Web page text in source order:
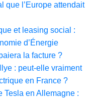
que l’Europe attendait
et leasing social :
d’Énergie
la facture ?
: peut-elle vraiment
en France ?
Tesla en Allemagne :